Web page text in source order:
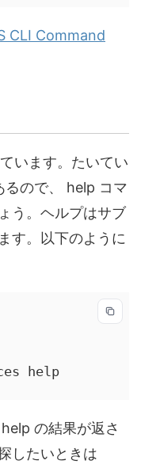
CLI Command
います。たいてい
ので、 help コマ
う。ヘルプはサブ
す。以下のように
help
の結果が返さ
したいときは